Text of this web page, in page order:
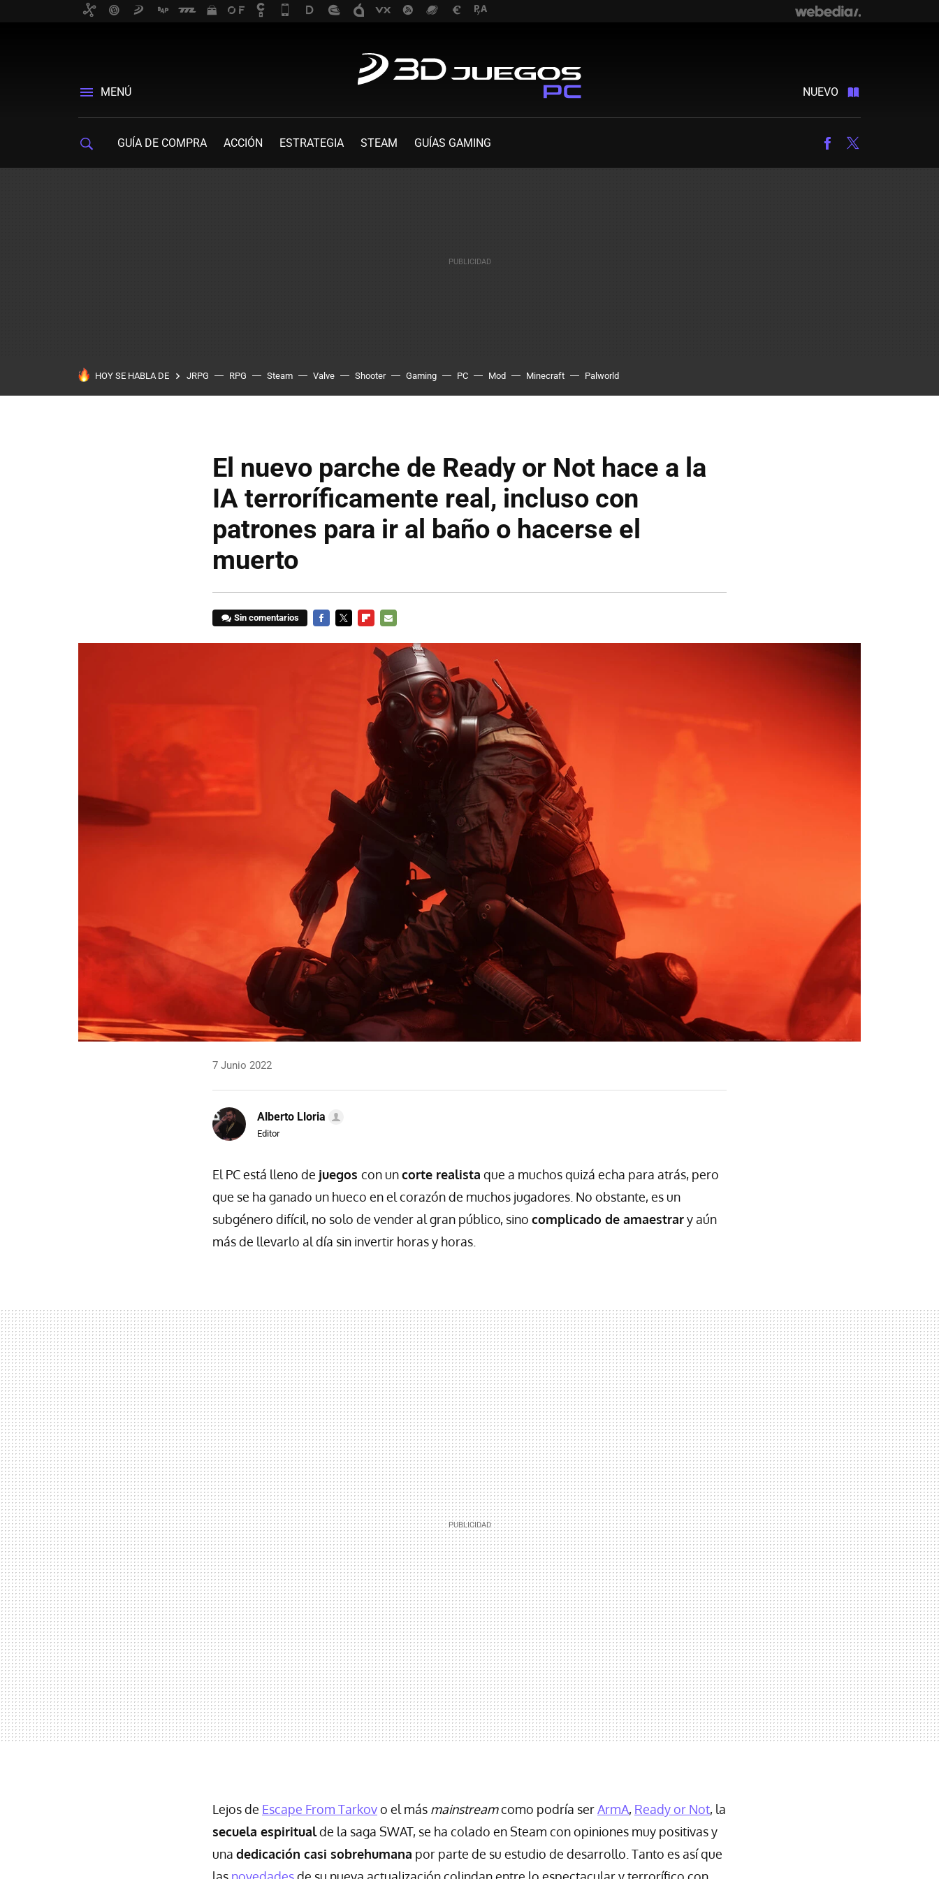
MENÚ NUEVO
GUÍA DE COMPRA ACCIÓN ESTRATEGIA STEAM GUÍAS GAMING Facebook
HOY SE HABLA DE JRPG RPG Steam Valve Shooter Gaming PC Mod Minecraft Palworld
El nuevo parche de Ready or Not hace a la
IA terroríficamente real, incluso con
patrones para ir al baño o hacerse el
muerto
Sin comentarios
MAIL
7 Junio 2022
Alberto Lloria
Editor
El PC está lleno de juegos con uncorte realista que a muchos quizá echa para atrás, pero
que se ha ganado un hueco en el corazón de muchos jugadores. No obstante, es un
subgénero difícil, no solo de vender al gran público, sino complicado de amaestrary aún
más de llevarlo al día sin invertir horas y horas.
Lejos de Escape From Tarkovo el más mainstreamcomo podría serArmA, Ready or Not, la
secuela espiritualde la saga SWAT, se ha colado en Steam con opiniones muy positivas y
una dedicación casi sobrehumana por parte de su estudio de desarrollo. Tanto es así que